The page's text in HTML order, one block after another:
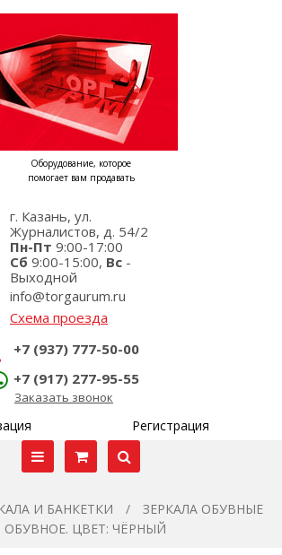
Оборудование, которое
помогает вам продавать
г. Казань, ул.
Журналистов, д. 54/2
Пн-Пт 9:00-17:00
Сб 9:00-15:00, Вс -
Выходной
info@torgaurum.ru
Схема проезда
+7 (937) 777-50-00
+7 (917) 277-95-55
Заказать звонок
Регистрация
И БАНКЕТКИ
ЗЕРКАЛА ОБУВНЫЕ
ОБУВНОЕ. ЦВЕТ: ЧЁРНЫЙ